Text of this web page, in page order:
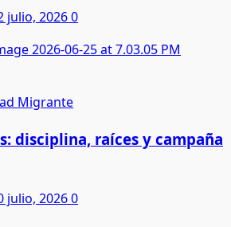
julio, 20260
Migrante
disciplina, raíces y campaña
julio, 20260